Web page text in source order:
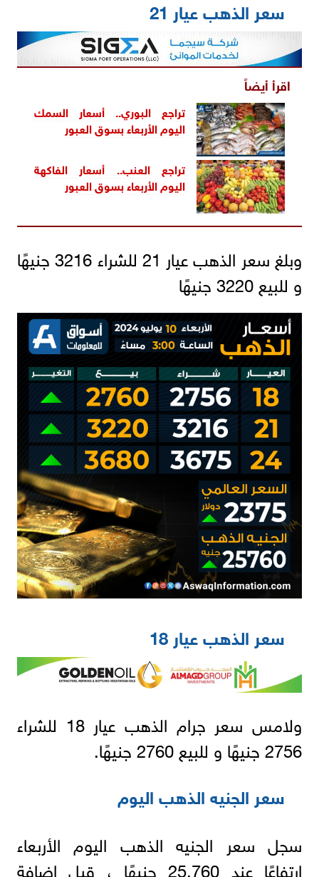
سعر الذهب عيار 21
اقرأ أيضاً
تراجع البوري.. أسعار السمك
اليوم الأربعاء بسوق العبور
تراجع العنب.. أسعار الفاكهة
اليوم الأربعاء بسوق العبور
وبلغ سعر الذهب عيار 21 للشراء 3216 جنيهًا
و للبيع 3220 جنيهًا
سعر الذهب عيار 18
ولامس سعر جرام الذهب عيار 18 للشراء
2756 جنيهًا و للبيع 2760 جنيهًا.
سعر الجنيه الذهب اليوم
سجل سعر الجنيه الذهب اليوم الأربعاء
ارتفاعًا عند 25.760 جنيهًا ، قبل إضافة